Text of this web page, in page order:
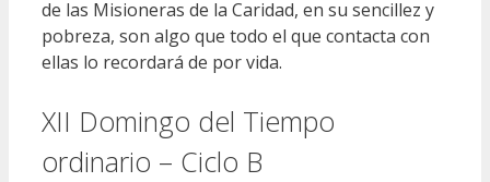
de las Misioneras de la Caridad, en su sencillez y
pobreza, son algo que todo el que contacta con
ellas lo recordará de por vida.
XII Domingo del Tiempo
ordinario – Ciclo B